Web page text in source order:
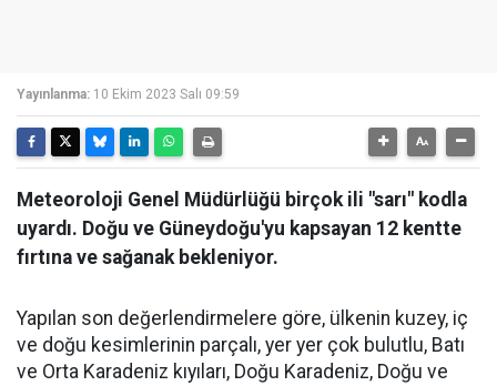
Yayınlanma: 10 Ekim 2023 Salı 09:59
Meteoroloji Genel Müdürlüğü birçok ili "sarı" kodla
uyardı. Doğu ve Güneydoğu'yu kapsayan 12 kentte
fırtına ve sağanak bekleniyor.
Yapılan son değerlendirmelere göre, ülkenin kuzey, iç
ve doğu kesimlerinin parçalı, yer yer çok bulutlu, Batı
ve Orta Karadeniz kıyıları, Doğu Karadeniz, Doğu ve